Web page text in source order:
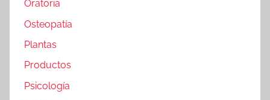
Oratoria
Osteopatía
Plantas
Productos
Psicología